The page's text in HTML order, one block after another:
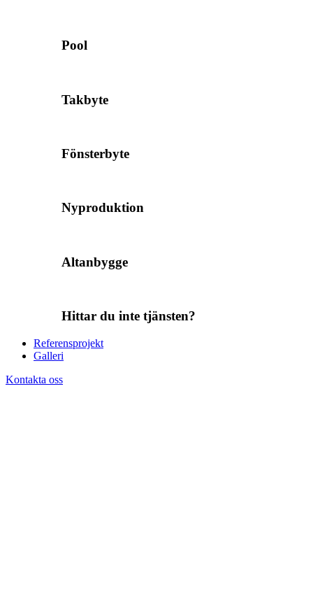
Pool
Takbyte
Fönsterbyte
Nyproduktion
Altanbygge
Hittar du inte tjänsten?
Referensprojekt
Galleri
Kontakta oss